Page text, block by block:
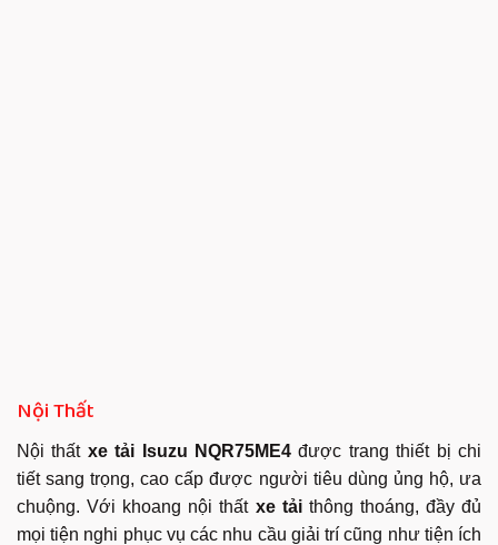
Nội Thất
Nội thất xe tải Isuzu NQR75ME4 được trang thiết bị chi
tiết sang trọng, cao cấp được người tiêu dùng ủng hộ, ưa
chuộng. Với khoang nội thất xe tải thông thoáng, đầy đủ
mọi tiện nghi phục vụ các nhu cầu giải trí cũng như tiện ích